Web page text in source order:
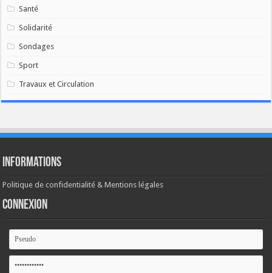
Santé
Solidarité
Sondages
Sport
Travaux et Circulation
Informations
Politique de confidentialité & Mentions légales
Connexion